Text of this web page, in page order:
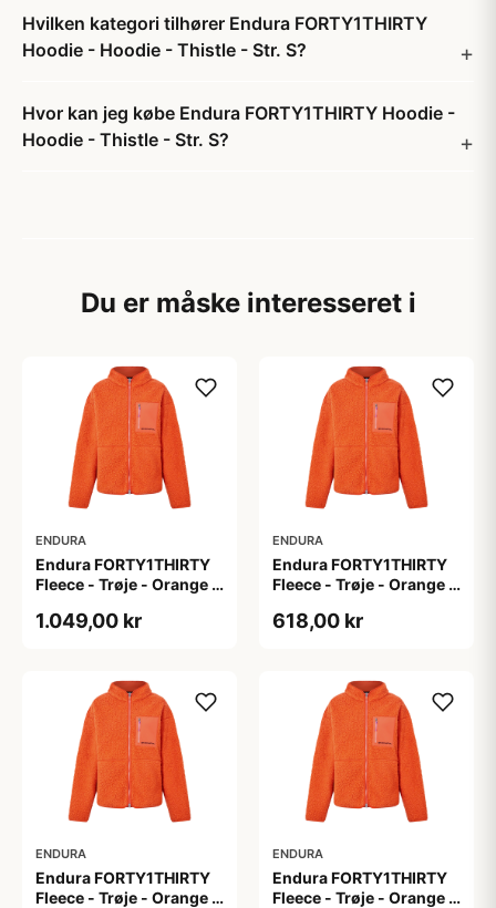
Hvilken kategori tilhører Endura FORTY1THIRTY
Hoodie - Hoodie - Thistle - Str. S?
Hvor kan jeg købe Endura FORTY1THIRTY Hoodie -
Hoodie - Thistle - Str. S?
Du er måske interesseret i
ENDURA
Endura FORTY1THIRTY
Fleece - Trøje - Orange -
1.049,00 kr
ENDURA
Endura FORTY1THIRTY
Fleece - Trøje - Orange -
618,00 kr
ENDURA
Endura FORTY1THIRTY
Fleece - Trøje - Orange -
ENDURA
Endura FORTY1THIRTY
Fleece - Trøje - Orange -